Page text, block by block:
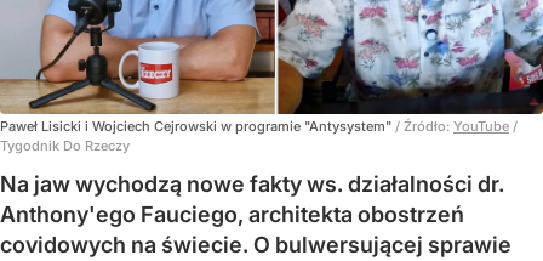
Paweł Lisicki i Wojciech Cejrowski w programie "Antysystem" / Źródło: YouTube /
Tygodnik Do Rzeczy
Na jaw wychodzą nowe fakty ws. działalności dr.
Anthony'ego Fauciego, architekta obostrzeń
covidowych na świecie. O bulwersującej sprawie